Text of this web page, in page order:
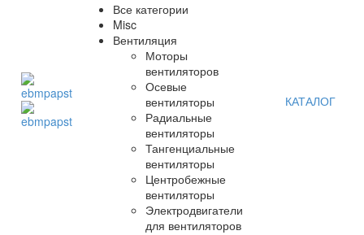
Все категории
Misc
Вентиляция
Моторы
вентиляторов
Осевые
вентиляторы
Радиальные
вентиляторы
Тангенциальные
вентиляторы
Центробежные
вентиляторы
Электродвигатели
для вентиляторов
КАТАЛОГ